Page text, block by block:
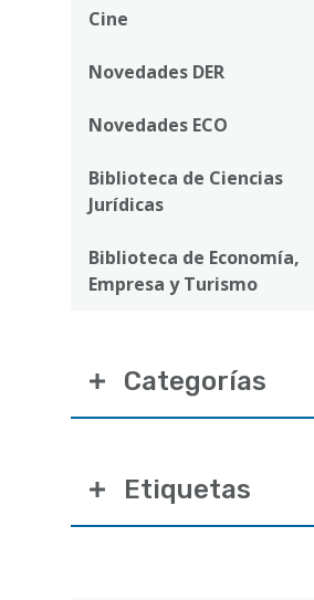
ayuda
navegación
Cine
Novedades DER
Novedades ECO
Biblioteca de Ciencias
Jurídicas
Biblioteca de Economía,
Empresa y Turismo
Categorías
Etiquetas